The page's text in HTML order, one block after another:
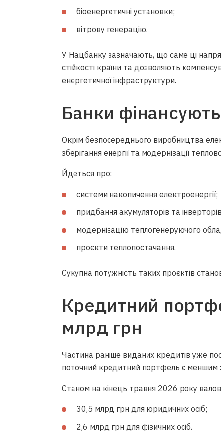
біоенергетичні установки;
вітрову генерацію.
У Нацбанку зазначають, що саме ці
стійкості країни та дозволяють
енергетичної інфраструктури.
Банки
Окрім безпосереднього виробництва
зберігання енергії та модернізації
Йдеться про:
системи накопичення електроенергії;
придбання акумуляторів та
модернізацію теплогенеруючого
проєкти теплопостачання.
Сукупна потужність таких проєктів
Кредитний
млрд грн
Частина раніше виданих кредитів уже
поточний кредитний портфель є меншим
Станом на кінець травня 2026 року
30,5 млрд грн для юридичних осіб;
2,6 млрд грн для фізичних осіб.